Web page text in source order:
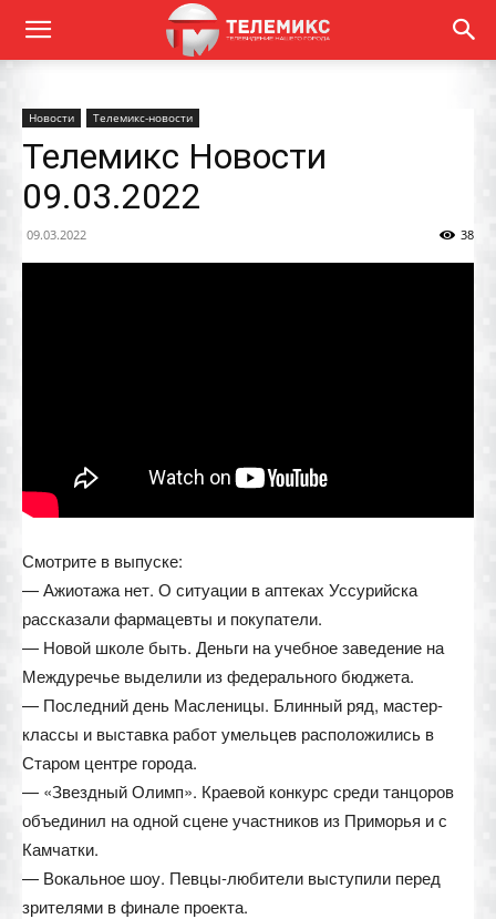
Новости Телемикс-новости
Телемикс Новости
09.03.2022
09.03.2022 38
Смотрите в выпуске:
— Ажиотажа нет. О ситуации в аптеках Уссурийска
рассказали фармацевты и покупатели.
— Новой школе быть. Деньги на учебное заведение на
Междуречье выделили из федерального бюджета.
— Последний день Масленицы. Блинный ряд, мастер-
классы и выставка работ умельцев расположились в
Старом центре города.
— «Звездный Олимп». Краевой конкурс среди танцоров
объединил на одной сцене участников из Приморья и с
Камчатки.
— Вокальное шоу. Певцы-любители выступили перед
зрителями в финале проекта.